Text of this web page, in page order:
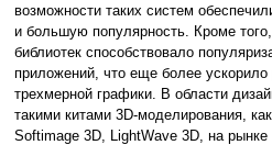
возможности таких систем
и большую популярность. Кроме
библиотек способствовало
приложений, что еще более ускорило
трехмерной графики. В области
такими китами 3D-моделирования,
Softimage 3D, LightWave 3D, на